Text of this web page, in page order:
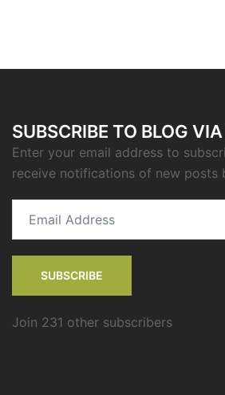
SUBSCRIBE TO BLOG
Enter your email address to
receive notifications of new posts
Address
SUBSCRIBE
Join 231 other subscribers